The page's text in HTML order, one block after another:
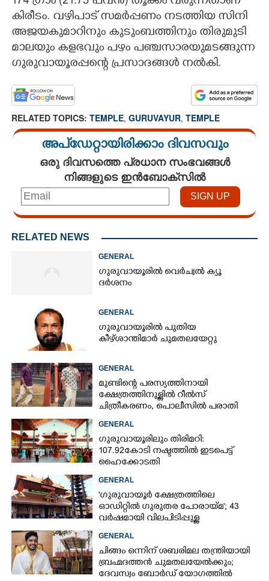
കിരീടം. വഴിപാട് സമർപ്പണം നടത്തിയ സിനി
അജയകുമാറിനും കുടുംബത്തിനും തിരുമുടി
മാലയും കളഭവും പഴം പഞ്ചസാരയുമടങ്ങുന്ന
ഗുരുവായൂരപ്പന്റെ പ്രസാദങ്ങൾ നൽകി.
RELATED TOPICS: TEMPLE, GURUVAYUR, TEMPLE
അപ്ഡേറ്റായിരിക്കാം ദിവസവും
ഒരു ദിവസത്തെ പ്രധാന സംഭവങ്ങൾ
നിങ്ങളുടെ ഇൻബോക്സിൽ
RELATED NEWS
GENERAL
ഗുരുവായൂരിൽ വെർച്വൽ ക്യൂ
ദർശനം
GENERAL
ഗുരുവായൂരിൽ പുതിയ
കീഴ്ശാന്തിമാർ ചുമതലയേറ്റു
GENERAL
മുണ്ടിന്റെ പരസ്യത്തിനായി
ക്ഷേത്രത്തിനുള്ളിൽ റീൽസ്
ചിത്രീകരണം, പൊലീസിൽ പരാതി
GENERAL
ഗുരുവായൂരിലും തിരിമറി:
107.92 കോടി നഷ്ടത്തിൽ ഇടപെട്ട്
ഹൈക്കോടതി
GENERAL
'ഗുരുവായൂർ ക്ഷേത്രത്തിലെ
ഓഡിറ്റിൽ ഗുരുതര പോരായ്മ'; 43
വർഷമായി വിലപിടിപ്പുള്ള
നടത്തിയിട്ടില്ലെന്ന് ഹൈക്കോടതി
GENERAL
ചിങ്ങം ഒന്നിന് ശബരിമല തന്ത്രിയായി
ബ്രഹ്മദത്തൻ ചുമതലയേൽക്കും;
ദേവസ്വം ബോർഡ് യോഗത്തിൽ